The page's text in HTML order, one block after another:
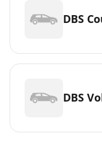
DBS
DBS